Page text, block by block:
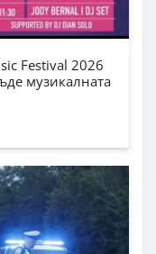
Festival 2026
музикалната